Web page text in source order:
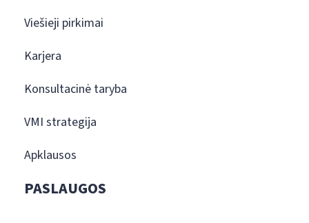
Viešieji pirkimai
Karjera
Konsultacinė taryba
VMI strategija
Apklausos
PASLAUGOS